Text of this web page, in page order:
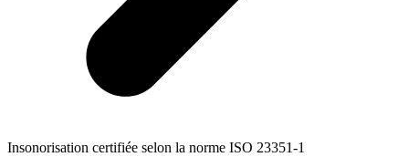
Insonorisation certifiée selon la norme ISO 23351-1